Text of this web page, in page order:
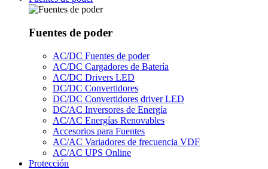
Fuentes de poder
AC/DC Fuentes de poder
AC/DC Cargadores de Batería
AC/DC Drivers LED
DC/DC Convertidores
DC/DC Convertidores driver LED
DC/AC Inversores de Energía
AC/AC Energías Renovables
Accesorios para Fuentes
AC/AC Variadores de frecuencia VDF
AC/AC UPS Online
Protección